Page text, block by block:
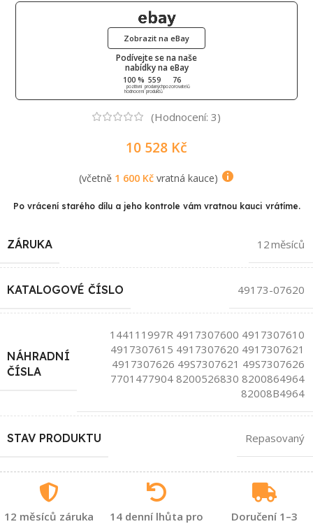
Podívejte se na naše
nabídky na eBay
100 %
pozitivní
hodnocení
559
prodaných
produktů
76
pozorovatelů
Zobrazit na eBay
(Hodnocení: 3)
10 528 Kč
(včetně 1 600 Kčvratná kauce)
Po vrácení starého dílu a jeho kontrole vám vratnou kauci vrátíme.
ZÁRUKA 12 měsíců
KATALOGOVÉ ČÍSLO 49173-07620
NÁHRADNÍ
ČÍSLA
144111997R 4917307600 4917307610
4917307615 4917307620 4917307621
4917307626 49S7307621 49S7307626
7701477904 8200526830 8200864964
82008B4964
STAV PRODUKTU Repasovaný
12 měsíců záruka
14 denní lhůta pro
Doručení 1–3